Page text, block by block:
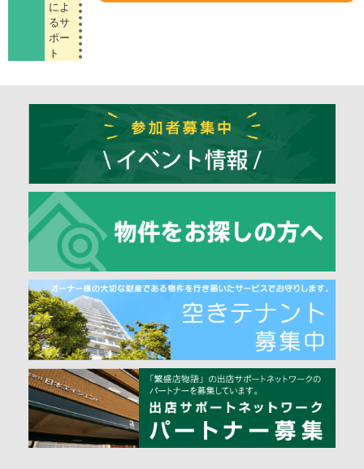
によ
るサ
ポー
ト